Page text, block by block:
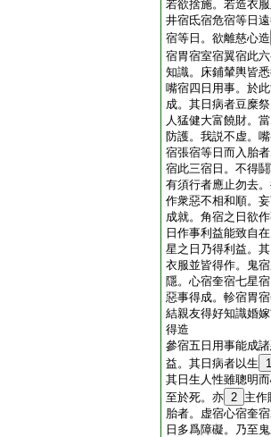
若欲捨施。若造衣
井宿氐宿危宿等日
宿等日。欲離慈心造
宿胃宿室宿翼宿此
知識。床鋪輦輿皆
嘴宿四日用事。於
成。其日病者豆糜
人猛健大富饒財。
防護。我説不虚。
宿張宿等日而入胎
宿此三宿日。不得
有須行者應止勿去
作衆惡不相和順。
成就。角宿之日欲
日作事利益能致自
星之日乃得利益。
衣服並皆得作。鬼
隱。心宿奎宿七星
惡事得成。軫宿胃
結親友得好知識婚
得造
參宿五日用事能成
益。其日病者以生
1
其日生人性雖聰明
至於死。亦 2 主作
胎者。虚宿心宿奎
日多爲障礙。乃至